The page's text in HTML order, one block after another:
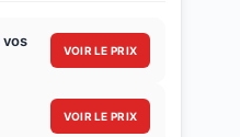
vos
VOIR LE PRIX
VOIR LE PRIX